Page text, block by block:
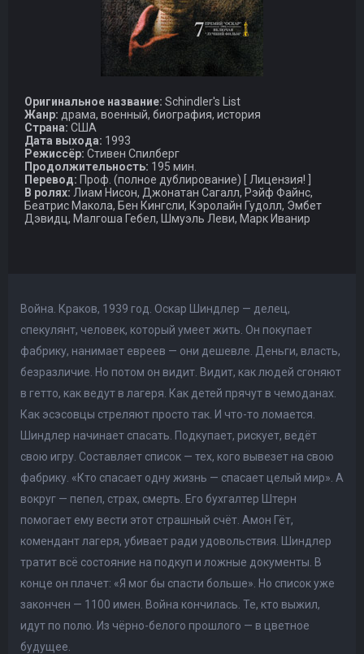
Оригинальное название: Schindler's List
Жанр: драма, военный, биография, история
Страна: США
Дата выхода: 1993
Режиссёр: Стивен Спилберг
Продолжительность: 195 мин.
Перевод: Проф. (полное дублирование) [ Лицензия! ]
В ролях: Лиам Нисон, Джонатан Сагалл, Рэйф Файнс,
Беатрис Макола, Бен Кингсли, Кэролайн Гудолл, Эмбет
Дэвидц, Малгоша Гебел, Шмуэль Леви, Марк Иванир
Война. Краков, 1939 год. Оскар Шиндлер — делец,
спекулянт, человек, который умеет жить. Он покупает
фабрику, нанимает евреев — они дешевле. Деньги, власть,
безразличие. Но потом он видит. Видит, как людей сгоняют
в гетто, как ведут в лагеря. Как детей прячут в чемоданах.
Как эсэсовцы стреляют просто так. И что-то ломается.
Шиндлер начинает спасать. Подкупает, рискует, ведёт
свою игру. Составляет список — тех, кого вывезет на свою
фабрику. «Кто спасает одну жизнь — спасает целый мир». А
вокруг — пепел, страх, смерть. Его бухгалтер Штерн
помогает ему вести этот страшный счёт. Амон Гёт,
комендант лагеря, убивает ради удовольствия. Шиндлер
тратит всё состояние на подкуп и ложные документы. В
конце он плачет: «Я мог бы спасти больше». Но список уже
закончен — 1100 имен. Война кончилась. Те, кто выжил,
идут по полю. Из чёрно-белого прошлого — в цветное
будущее.